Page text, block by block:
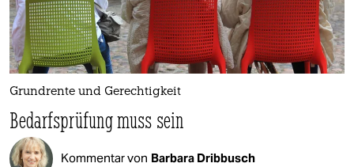
Grundrente und Gerechtigkeit
Bedarfsprüfung muss sein
Kommentar von Barbara Dribbusch